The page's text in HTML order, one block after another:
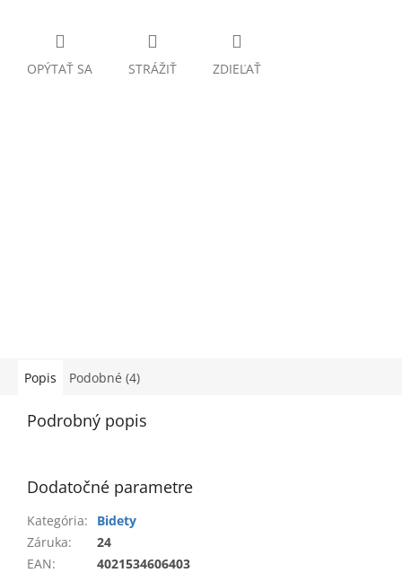
OPÝTAŤ SA STRÁŽIŤ ZDIEĽAŤ
Popis Podobné (4)
Podrobný popis
Dodatočné parametre
Kategória:
Bidety
Záruka:
24
EAN: 4021534606403